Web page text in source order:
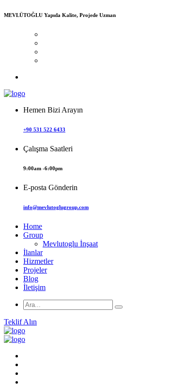
MEVLÜTOĞLU Yapıda Kalite, Projede Uzman
Hemen Bizi Arayın
+90 531 522 6433
Çalışma Saatleri
9:00am -6:00pm
E-posta Gönderin
info@mevlutoglugroup.com
Home
Group
Mevlutoglu İnşaat
İlanlar
Hizmetler
Projeler
Blog
İletişim
Teklif Alın